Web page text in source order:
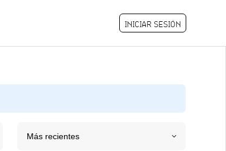
INICIAR SESIÓN
Más recientes